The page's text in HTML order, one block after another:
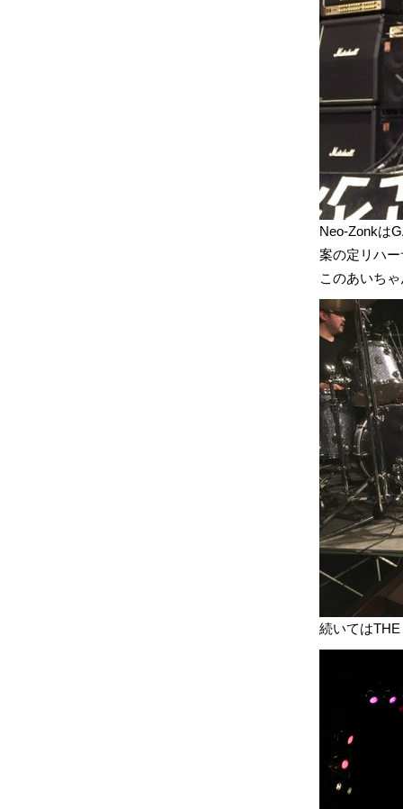
Neo-Zonkは
案の定リハ
このあいち
続いては